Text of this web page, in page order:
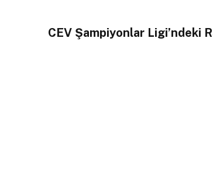
CEV Şampiyonlar Ligi’ndeki